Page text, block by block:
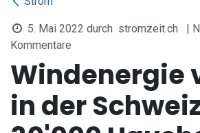
5. Mai 2022 durch stromzeit.ch
|
Kommentare
Windenergie
in der